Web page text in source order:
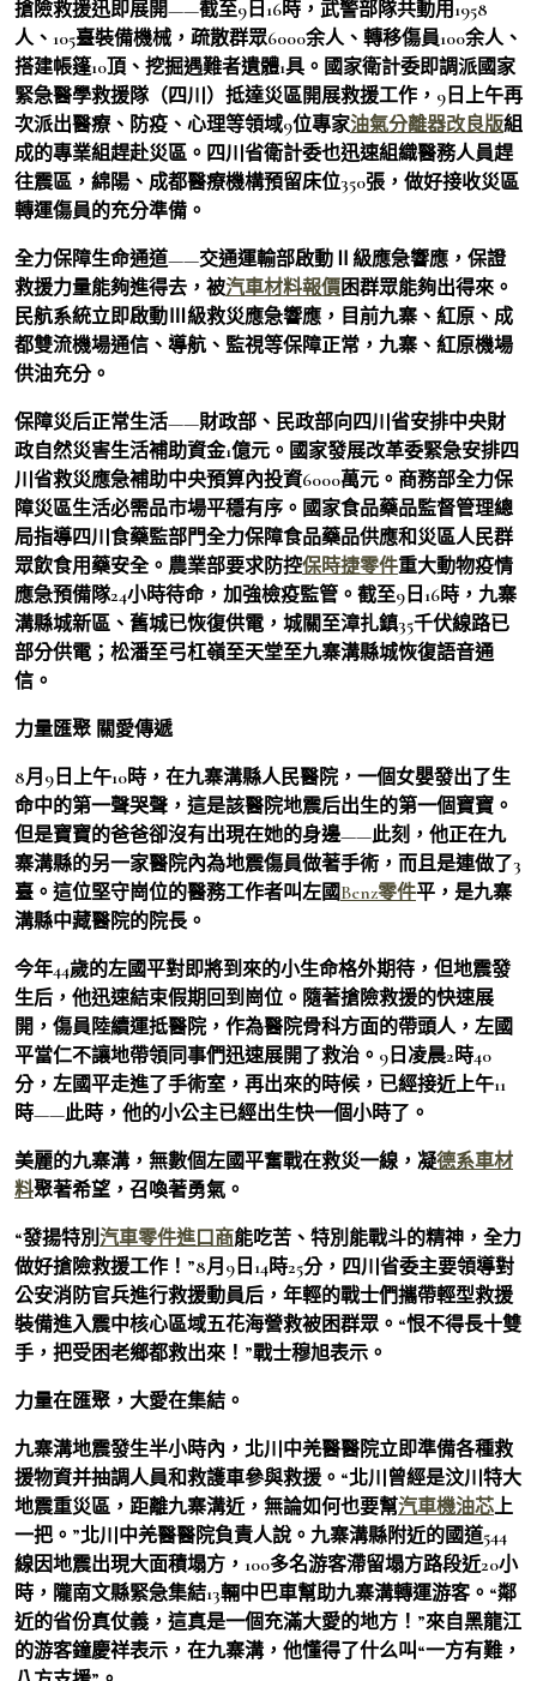
搶險救援迅即展開——截至9日16時，武警部隊共動用1958
人、105臺裝備機械，疏散群眾6000余人、轉移傷員100余人、
搭建帳篷10頂、挖掘遇難者遺體1具。國家衛計委即調派國家
緊急醫學救援隊（四川）抵達災區開展救援工作，9日上午再
次派出醫療、防疫、心理等領域9位專家油氣分離器改良版組
成的專業組趕赴災區。四川省衛計委也迅速組織醫務人員趕
往震區，綿陽、成都醫療機構預留床位350張，做好接收災區
轉運傷員的充分準備。
全力保障生命通道——交通運輸部啟動Ⅱ級應急響應，保證
救援力量能夠進得去，被汽車材料報價困群眾能夠出得來。
民航系統立即啟動Ⅲ級救災應急響應，目前九寨、紅原、成
都雙流機場通信、導航、監視等保障正常，九寨、紅原機場
供油充分。
保障災后正常生活——財政部、民政部向四川省安排中央財
政自然災害生活補助資金1億元。國家發展改革委緊急安排四
川省救災應急補助中央預算內投資6000萬元。商務部全力保
障災區生活必需品市場平穩有序。國家食品藥品監督管理總
局指導四川食藥監部門全力保障食品藥品供應和災區人民群
眾飲食用藥安全。農業部要求防控保時捷零件重大動物疫情
應急預備隊24小時待命，加強檢疫監管。截至9日16時，九寨
溝縣城新區、舊城已恢復供電，城關至漳扎鎮35千伏線路已
部分供電；松潘至弓杠嶺至天堂至九寨溝縣城恢復語音通
信。
力量匯聚 關愛傳遞
8月9日上午10時，在九寨溝縣人民醫院，一個女嬰發出了生
命中的第一聲哭聲，這是該醫院地震后出生的第一個寶寶。
但是寶寶的爸爸卻沒有出現在她的身邊——此刻，他正在九
寨溝縣的另一家醫院內為地震傷員做著手術，而且是連做了3
臺。這位堅守崗位的醫務工作者叫左國Benz零件平，是九寨
溝縣中藏醫院的院長。
今年44歲的左國平對即將到來的小生命格外期待，但地震發
生后，他迅速結束假期回到崗位。隨著搶險救援的快速展
開，傷員陸續運抵醫院，作為醫院骨科方面的帶頭人，左國
平當仁不讓地帶領同事們迅速展開了救治。9日凌晨2時40
分，左國平走進了手術室，再出來的時候，已經接近上午11
時——此時，他的小公主已經出生快一個小時了。
美麗的九寨溝，無數個左國平奮戰在救災一線，凝德系車材
料聚著希望，召喚著勇氣。
“發揚特別汽車零件進口商能吃苦、特別能戰斗的精神，全力
做好搶險救援工作！”8月9日14時25分，四川省委主要領導對
公安消防官兵進行救援動員后，年輕的戰士們攜帶輕型救援
裝備進入震中核心區域五花海營救被困群眾。“恨不得長十雙
手，把受困老鄉都救出來！”戰士穆旭表示。
力量在匯聚，大愛在集結。
九寨溝地震發生半小時內，北川中羌醫醫院立即準備各種救
援物資并抽調人員和救護車參與救援。“北川曾經是汶川特大
地震重災區，距離九寨溝近，無論如何也要幫汽車機油芯上
一把。”北川中羌醫醫院負責人說。九寨溝縣附近的國道544
線因地震出現大面積塌方，100多名游客滯留塌方路段近20小
時，隴南文縣緊急集結13輛中巴車幫助九寨溝轉運游客。“鄰
近的省份真仗義，這真是一個充滿大愛的地方！”來自黑龍江
的游客鐘慶祥表示，在九寨溝，他懂得了什么叫“一方有難，